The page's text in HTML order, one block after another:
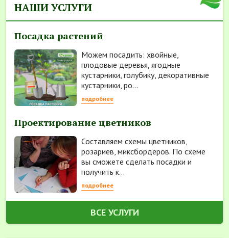
НАШИ УСЛУГИ
Посадка растений
Можем посадить: хвойные,
плодовые деревья, ягодные
кустарники, голубику, декоративные
кустарники, ро...
подробнее
Проектирование цветников
Составляем схемы цветников,
розариев, миксбордеров. По схеме
вы сможете сделать посадки и
получить к...
подробнее
ВСЕ УСЛУГИ